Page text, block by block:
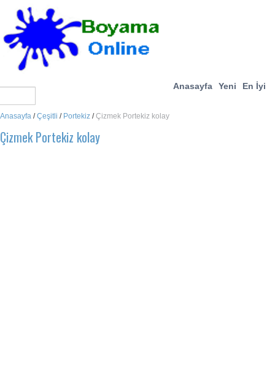
Anasayfa Yeni En İyi
Anasayfa /Çeşitli / Portekiz /Çizmek Portekiz kolay
Çizmek Portekiz kolay